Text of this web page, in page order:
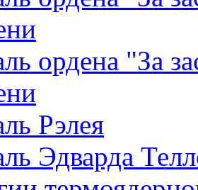
ордена "За
Рэлея
Эдварда